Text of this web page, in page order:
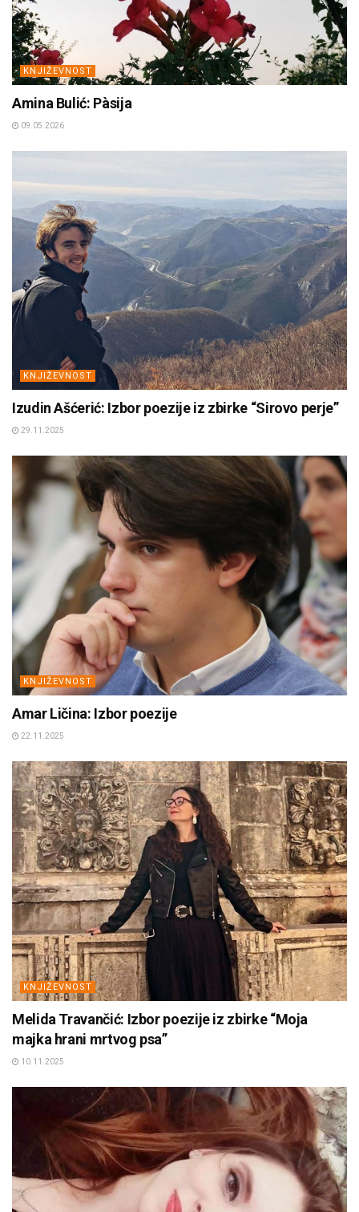
KNJIŽEVNOST
Amina Bulić: Pàsija
09.05.2026
KNJIŽEVNOST
Izudin Ašćerić: Izbor poezije iz zbirke “Sirovo perje”
29.11.2025
KNJIŽEVNOST
Amar Ličina: Izbor poezije
22.11.2025
KNJIŽEVNOST
Melida Travančić: Izbor poezije iz zbirke “Moja
majka hrani mrtvog psa”
10.11.2025